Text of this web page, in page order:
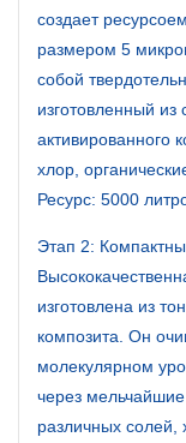
создает
размером 5
собой
изготовленный
активированного
хлор,
Ресурс: 5000
Этап 2:
изготовлена ​​из
композита. Он
молекулярном
через мельчайшие
различных солей,